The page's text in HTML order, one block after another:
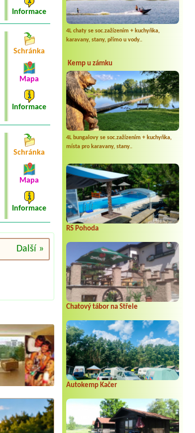
4L chaty se soc.zažízením + kuchyňka,
karavany, stany, přímo u vody..
Kemp u zámku
4L bungalovy se soc.zažízením + kuchyňka,
místa pro karavany, stany..
RS Pohoda
Chatový tábor na Střele
Autokemp Kačer
Informace
Schránka
Mapa
Informace
Schránka
Mapa
Informace
Další »